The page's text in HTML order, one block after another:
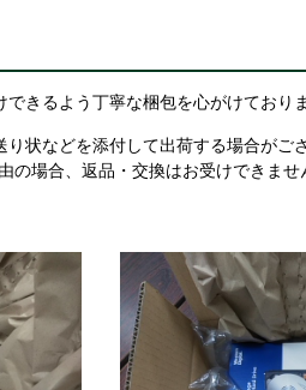
きるよう丁寧な梱包を心がけておりま
状などを添付して出荷する場合がご
場合、返品・交換はお受けできませ